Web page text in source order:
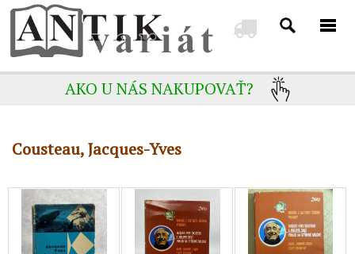
AKO U NÁS NAKUPOVAŤ?
Cousteau, Jacques-Yves